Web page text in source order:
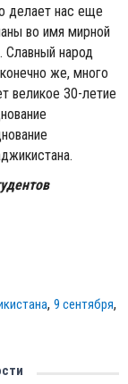
делает нас еще
во имя мирной
Славный народ
же, много
великое 30-летие
,9 сентября,